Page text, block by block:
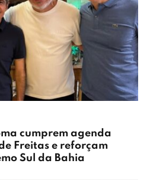
cumprem agenda
Freitas e reforçam
Sul da Bahia